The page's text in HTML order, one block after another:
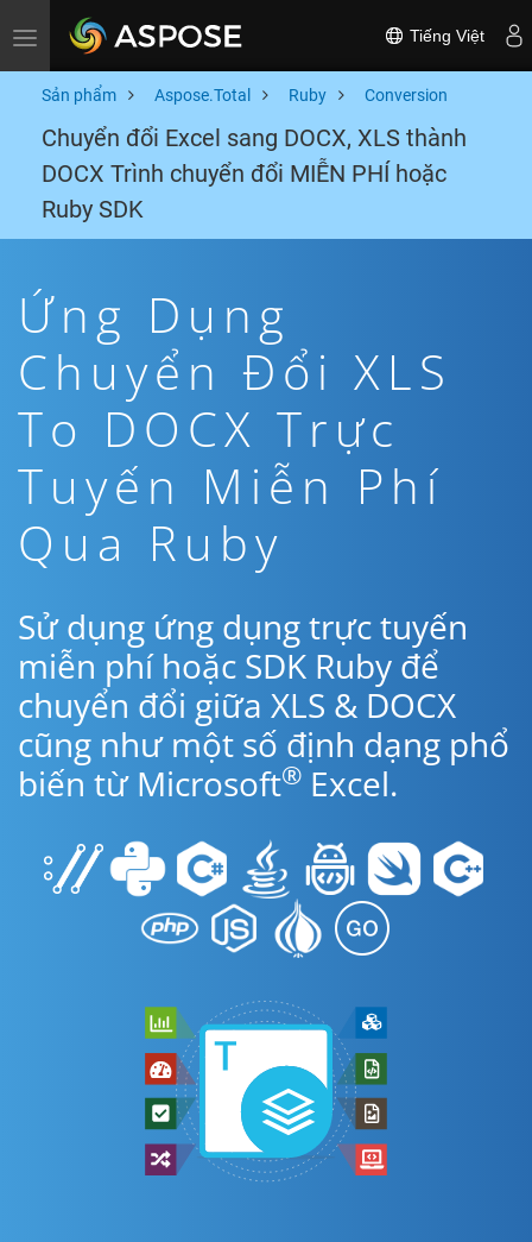
Toggle navigation Tiếng Việt
Sản phẩm Aspose.Total Ruby Conversion
Chuyển đổi Excel sang DOCX, XLS thành
DOCX Trình chuyển đổi MIỄN PHÍ hoặc
Ruby SDK
Ứng Dụng
Chuyển Đổi XLS
To DOCX Trực
Tuyến Miễn Phí
Qua Ruby
Sử dụng ứng dụng trực tuyến
miễn phí hoặc SDK Ruby để
chuyển đổi giữa XLS & DOCX
cũng như một số định dạng phổ
biến từ Microsoft® Excel.